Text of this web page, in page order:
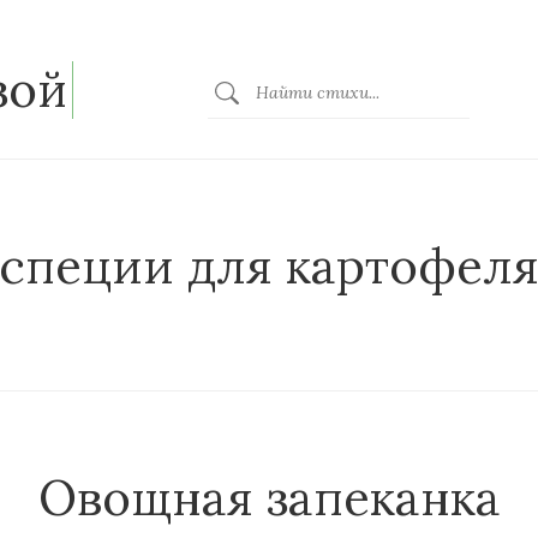
специи для картофеля
Овощная запеканка